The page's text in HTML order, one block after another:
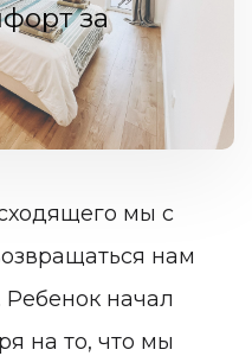
за
мы с
нам
Ребенок начал
на то, что мы